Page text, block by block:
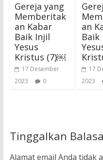
Gereja yang
Memberitak
an Kabar
Baik Injil
Yesus
Kristus (7)￼
17 Desember
2023
0
an
Baik
17
2023
Tinggalkan
Alamat email Anda tidak